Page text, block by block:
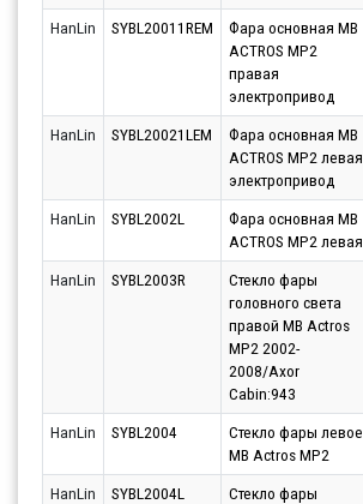
HanLin SYBL20011REM
Фара основная MB
ACTROS MP2
правая
электропривод
HanLin SYBL20021LEM
Фара основная MB
ACTROS MP2 левая
электропривод
HanLin SYBL2002L
Фара основная MB
ACTROS MP2 левая
HanLin SYBL2003R
Стекло фары
головного света
правой MB Actros
MP2 2002-
2008/Axor
Cabin:943
HanLin SYBL2004
Стекло фары левое
MB Actros MP2
HanLin SYBL2004L
Стекло фары